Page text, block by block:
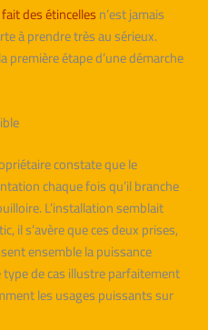
des étincellesn’est jamais
à prendre très au sérieux.
première étape d’une démarche
constate que le
chaque fois qu’il branche
L’installation semblait
il s’avère que ces deux prises,
ensemble la puissance
de cas illustre parfaitement
les usages puissants sur